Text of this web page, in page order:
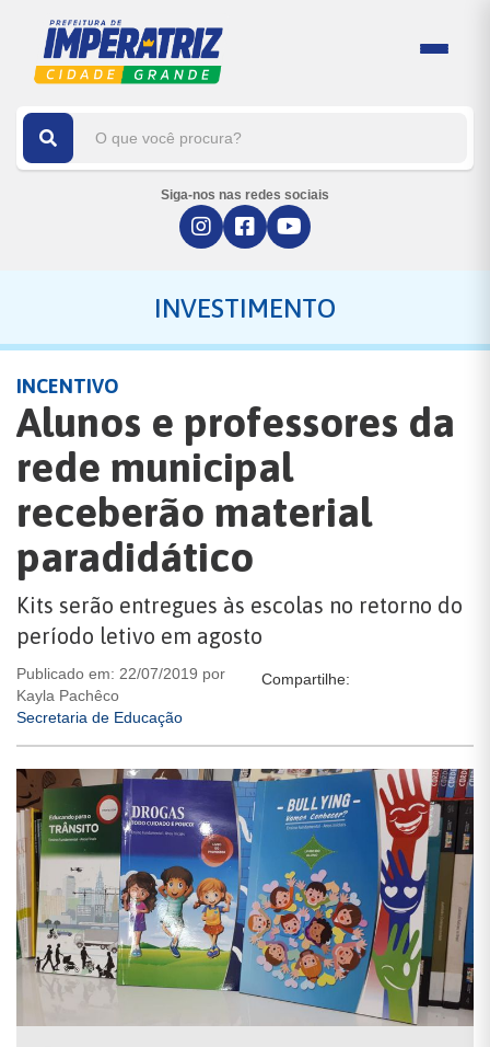
Siga-nos nas redes sociais
INVESTIMENTO
INCENTIVO
Alunos e professores da
rede municipal
receberão material
paradidático
Kits serão entregues às escolas no retorno do
período letivo em agosto
Publicado em: 22/07/2019 por
Kayla Pachêco
Secretaria de Educação
Compartilhe: